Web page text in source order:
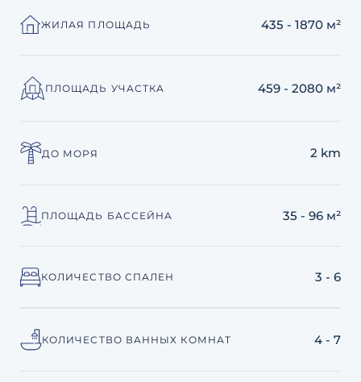
ЖИЛАЯ ПЛОЩАДЬ 435 - 1870 м²
ПЛОЩАДЬ УЧАСТКА 459 - 2080 м²
ДО МОРЯ 2 km
ПЛОЩАДЬ БАССЕЙНА 35 - 96 м²
КОЛИЧЕСТВО СПАЛЕН 3 - 6
КОЛИЧЕСТВО ВАННЫХ КОМНАТ 4 - 7